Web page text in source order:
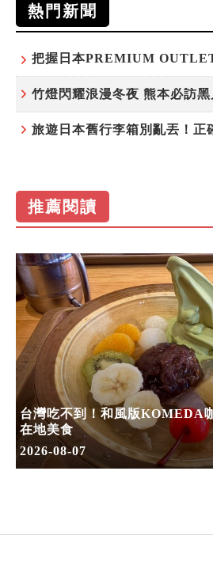
熱門新聞
竹燈閃耀浪漫冬夜 熊本必訪
旅遊日本舊行李箱別亂丟！正
推薦閱讀
台灣吃不到！和風版KOMEDA
在地美食
2026-08-07